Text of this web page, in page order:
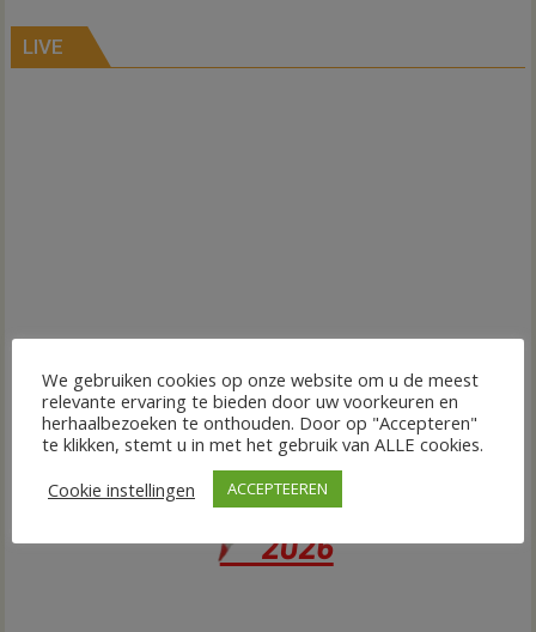
LIVE
We gebruiken cookies op onze website om u de meest
relevante ervaring te bieden door uw voorkeuren en
herhaalbezoeken te onthouden. Door op "Accepteren"
te klikken, stemt u in met het gebruik van ALLE cookies.
Cookie instellingen
ACCEPTEEREN